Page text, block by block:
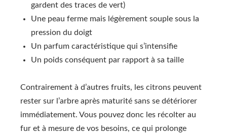
gardent des traces de vert)
Une peau ferme mais légèrement souple sous la
pression du doigt
Un parfum caractéristique qui s’intensifie
Un poids conséquent par rapport à sa taille
Contrairement à d’autres fruits, les citrons peuvent
rester sur l’arbre après maturité sans se détériorer
immédiatement. Vous pouvez donc les récolter au
fur et à mesure de vos besoins, ce qui prolonge